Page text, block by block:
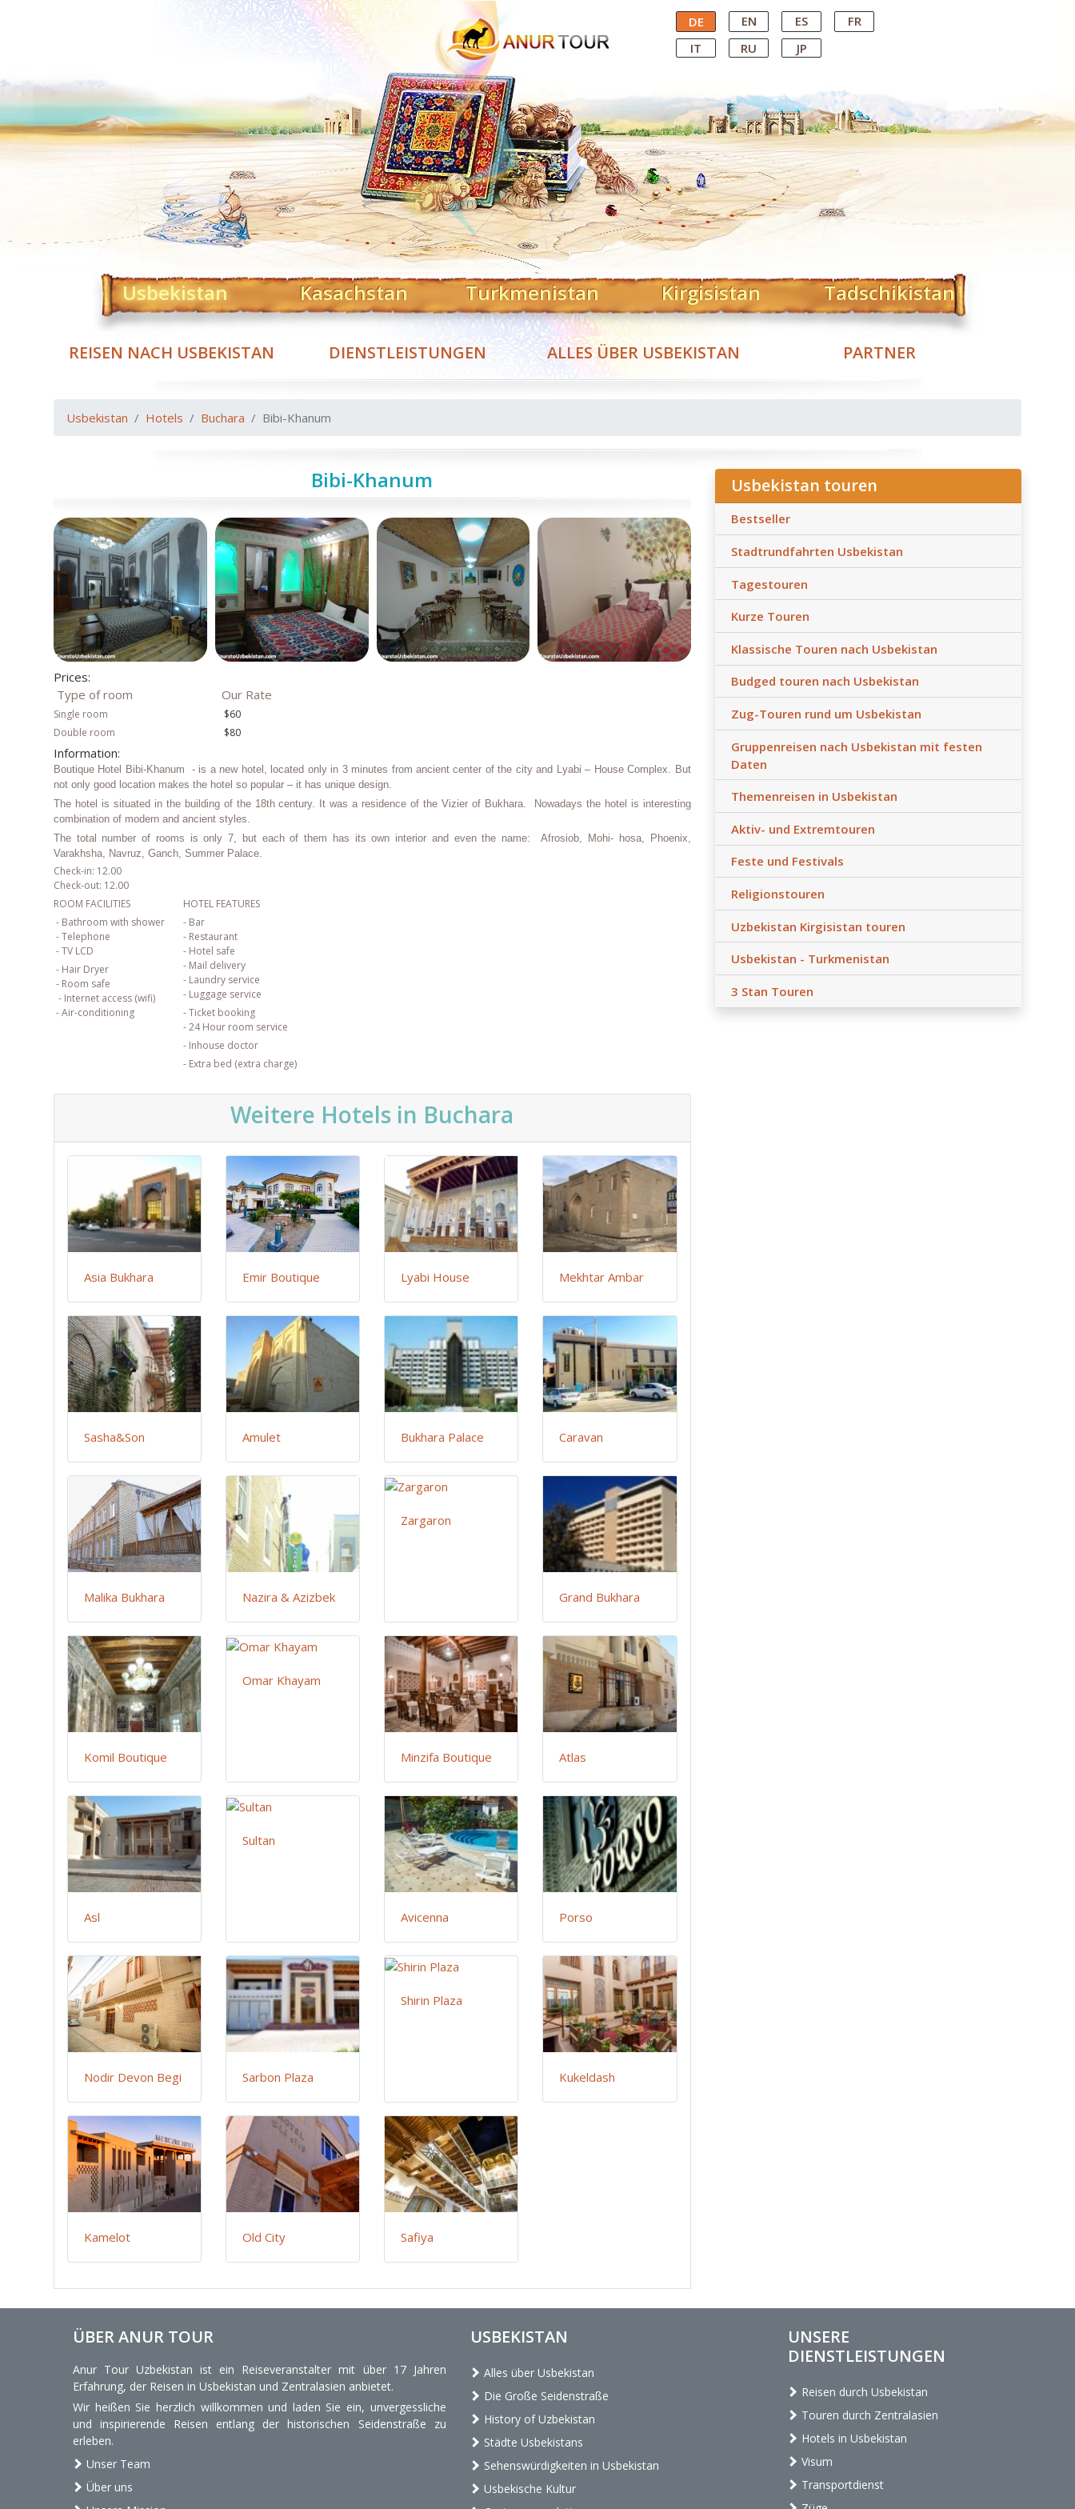
Central Asian Tour Operator DE EN ES
FR
IT
RU JP
Usbekistan Kasachstan Turkmenistan Kirgisistan Tadschikistan
REISEN NACH USBEKISTAN DIENSTLEISTUNGEN ALLES ÜBER USBEKISTAN PARTNER
Usbekistan Hotels Buchara Bibi-Khanum
Bibi-Khanum
Prices:
Type of room
Our Rate
Single room
$60
Double room
$80
Information:
Boutique Hotel Bibi-Khanum - is a new hotel, located only in 3 minutes from ancient center of the city and Lyabi – House Complex. But
not only good location makes the hotel so popular – it has unique design.
The hotel is situated in the building of the 18th century. It was a residence of the Vizier of Bukhara. Nowadays the hotel is interesting
combination of modern and ancient styles.
The total number of rooms is only 7, but each of them has its own interior and even the name: Afrosiob, Mohi- hosa, Phoenix,
Varakhsha, Navruz, Ganch, Summer Palace.
Check-in: 12.00
Check-out: 12.00
ROOM FACILITIES
HOTEL FEATURES
- Bathroom with shower
- Telephone
- TV LCD
- Hair Dryer
- Room safe
- Internet access (wifi)
- Air-conditioning
- Bar
- Restaurant
- Hotel safe
- Mail delivery
- Laundry service
- Luggage service
- Ticket booking
- 24 Hour room service
- Inhouse doctor
- Extra bed (extra charge)
Weitere Hotels in Buchara
Asia Bukhara Emir Boutique Lyabi House Mekhtar Ambar
Sasha&Son Amulet Bukhara Palace Caravan
Malika Bukhara Nazira & Azizbek
Zargaron
Grand Bukhara
Komil Boutique
Omar Khayam
Minzifa Boutique Atlas
Asl
Sultan
Avicenna Porso
Nodir Devon Begi Sarbon Plaza
Shirin Plaza
Kukeldash
Kamelot Old City Safiya
Usbekistan touren
Bestseller
Stadtrundfahrten Usbekistan
Tagestouren
Kurze Touren
Klassische Touren nach Usbekistan
Budged touren nach Usbekistan
Zug-Touren rund um Usbekistan
Gruppenreisen nach Usbekistan mit festen
Daten
Themenreisen in Usbekistan
Aktiv- und Extremtouren
Feste und Festivals
Religionstouren
Uzbekistan Kirgisistan touren
Usbekistan - Turkmenistan
3 Stan Touren
ÜBER ANUR TOUR
Anur Tour Uzbekistan ist ein Reiseveranstalter mit über 17 Jahren
Erfahrung, der Reisen in Usbekistan und Zentralasien anbietet.
Wir heißen Sie herzlich willkommen und laden Sie ein, unvergessliche
und inspirierende Reisen entlang der historischen Seidenstraße zu
erleben.
Unser Team
Über uns
USBEKISTAN
Alles über Usbekistan
Die Große Seidenstraße
History of Uzbekistan
Städte Usbekistans
Sehenswürdigkeiten in Usbekistan
Usbekische Kultur
UNSERE
DIENSTLEISTUNGEN
Reisen durch Usbekistan
Touren durch Zentralasien
Hotels in Usbekistan
Visum
Transportdienst